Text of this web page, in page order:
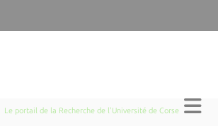
Le portail de la Recherche de l'Université de Corse